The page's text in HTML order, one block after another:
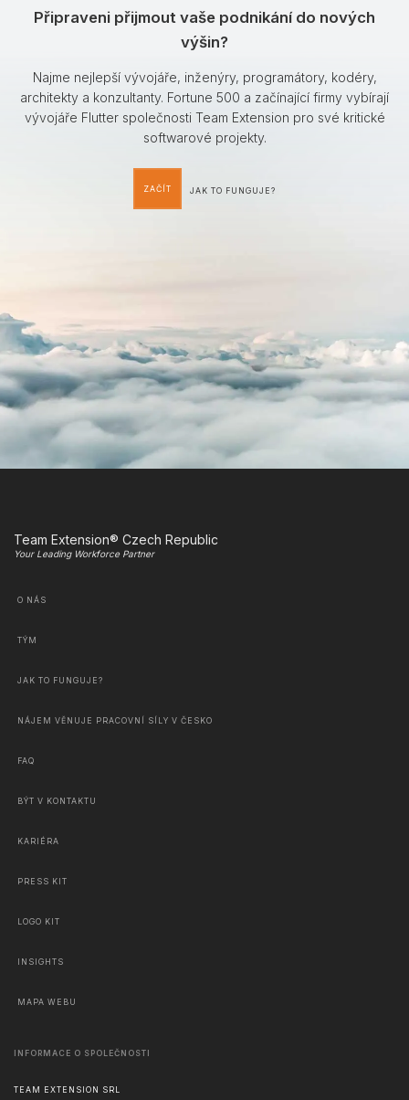
Připraveni přijmout vaše podnikání do nových
výšin?
Najme nejlepší vývojáře, inženýry, programátory, kodéry,
architekty a konzultanty. Fortune 500 a začínající firmy vybírají
vývojáře Flutter společnosti Team Extension pro své kritické
softwarové projekty.
ZAČÍT JAK TO FUNGUJE?
Team Extension® Czech Republic
Your Leading Workforce Partner
O NÁS
TÝM
JAK TO FUNGUJE?
NÁJEM VĚNUJE PRACOVNÍ SÍLY V ČESKO
FAQ
BÝT V KONTAKTU
KARIÉRA
PRESS KIT
LOGO KIT
INSIGHTS
MAPA WEBU
INFORMACE O SPOLEČNOSTI
TEAM EXTENSION SRL